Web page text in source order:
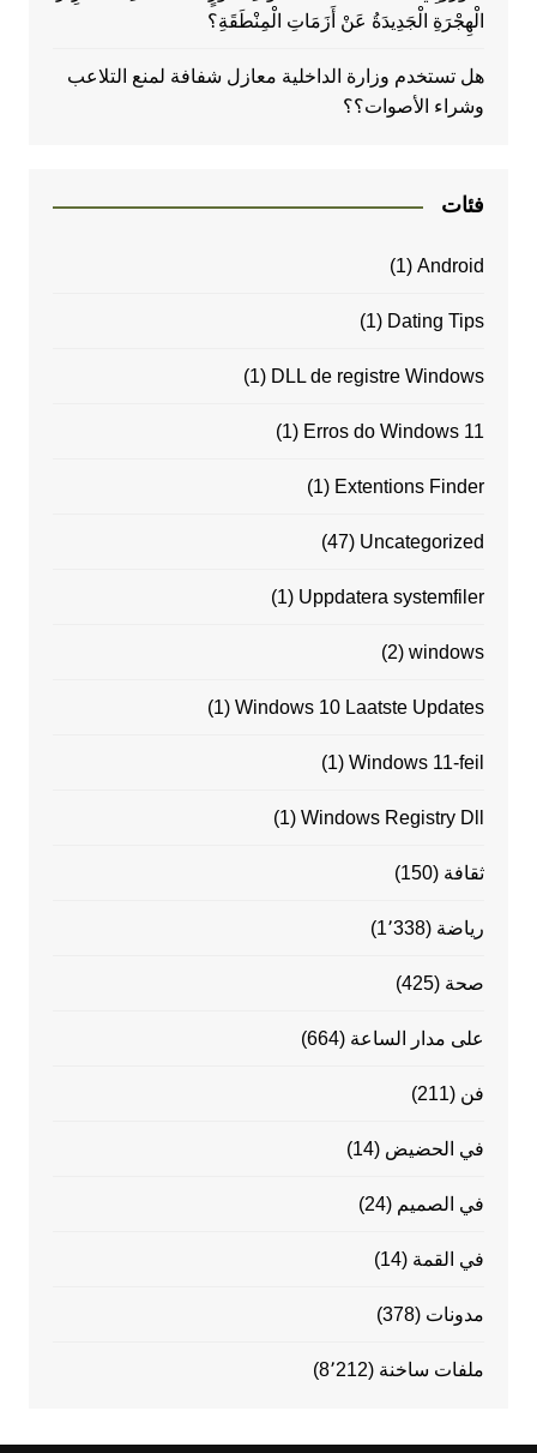
الْهِجْرَةِ الْجَدِيدَةُ عَنْ أَزَمَاتِ الْمِنْطَقَةِ؟
هل تستخدم وزارة الداخلية معازل شفافة لمنع التلاعب
وشراء الأصوات؟؟
فئات
Android
(1)
Dating Tips
(1)
DLL de registre Windows
(1)
Erros do Windows 11
(1)
Extentions Finder
(1)
Uncategorized
(47)
Uppdatera systemfiler
(1)
windows
(2)
Windows 10 Laatste Updates
(1)
Windows 11-feil
(1)
Windows Registry Dll
(1)
ثقافة (150)
رياضة (1٬338)
صحة (425)
على مدار الساعة (664)
فن (211)
في الحضيض (14)
في الصميم (24)
في القمة (14)
مدونات (378)
ملفات ساخنة (8٬212)